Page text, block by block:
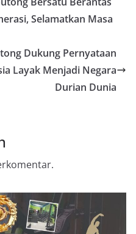
Selamatkan Masa
Dukung Pernyataan
Layak Menjadi Negara
Durian Dunia